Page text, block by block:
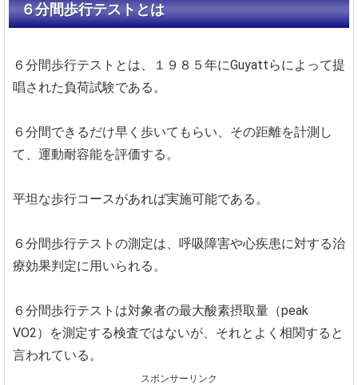
６分間歩行テストとは
６分間歩行テストとは、１９８５年にGuyattらによって提
唱された負荷試験である。
６分間できるだけ早く歩いてもらい、その距離を計測し
て、運動耐容能を評価する。
平坦な歩行コースがあれば実施可能である。
６分間歩行テストの測定は、呼吸障害や心疾患に対する治
療効果判定に用いられる。
６分間歩行テストは対象者の最大酸素摂取量（peak
VO2）を測定する検査ではないが、それとよく相関すると
言われている。
スポンサーリンク